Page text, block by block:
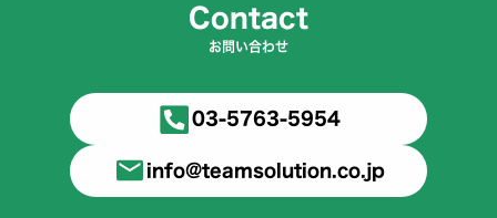
Contact
お問い合わせ
03-5763-5954
info@teamsolution.co.jp